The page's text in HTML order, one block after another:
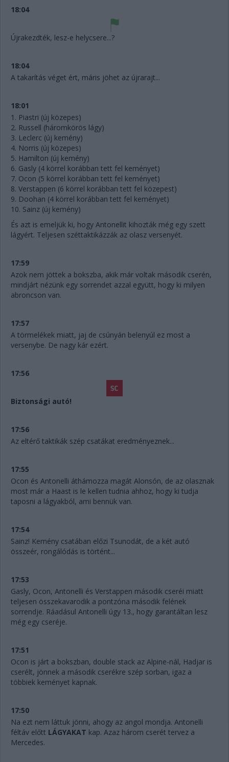
18:04
Újrakezdték, lesz-e helycsere...?
18:04
A takarítás véget ért, máris jöhet az újrarajt...
18:01
1. Piastri (új közepes)
2. Russell (háromkörös lágy)
3. Leclerc (új kemény)
4. Norris (új közepes)
5. Hamilton (új kemény)
6. Gasly (4 körrel korábban tett fel keményet)
7. Ocon (5 körrel korábban tett fel keményet)
8. Verstappen (6 körrel korábban tett fel közepest)
9. Doohan (4 körrel korábban tett fel keményet)
10. Sainz (új kemény)
És azt is emeljük ki, hogy Antonellit kihozták még egy szett
lágyért. Teljesen széttaktikázzák az olasz versenyét.
17:59
Azok nem jöttek a bokszba, akik már voltak második cserén,
mindjárt nézünk egy sorrendet azzal együtt, hogy ki milyen
abroncson van.
17:57
A törmelékek miatt, jaj de csúnyán belenyúl ez most a
versenybe. De nagy kár ezért.
17:56
Biztonsági autó!
17:56
Az eltérő taktikák szép csatákat eredményeznek...
17:55
Ocon és Antonelli áthámozza magát Alonsón, de az olasznak
most már a Haast is le kellen tudnia ahhoz, hogy ki tudja
taposni a lágyakból, ami bennük van.
17:54
Sainz! Kemény csatában előzi Tsunodát, de a két autó
összeér, rongálódás is történt...
17:53
Gasly, Ocon, Antonelli és Verstappen második cseréi miatt
teljesen összekavarodik a pontzóna második felének
sorrendje. Ráadásul Antonelli úgy 13., hogy garantáltan lesz
még egy cseréje.
17:51
Ocon is járt a bokszban, double stack az Alpine-nál, Hadjar is
cserélt, jönnek a második cserékre szép sorban, igaz a
többiek keményet kapnak.
17:50
Na ezt nem láttuk jönni, ahogy az angol mondja. Antonelli
féltáv előtt LÁGYAKAT kap. Azaz három cserét tervez a
Mercedes.